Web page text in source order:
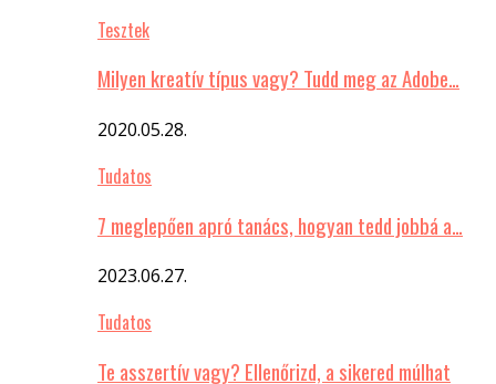
Tesztek
Milyen kreatív típus vagy? Tudd meg az Adobe…
2020.05.28.
Tudatos
7 meglepően apró tanács, hogyan tedd jobbá a…
2023.06.27.
Tudatos
Te asszertív vagy? Ellenőrizd, a sikered múlhat